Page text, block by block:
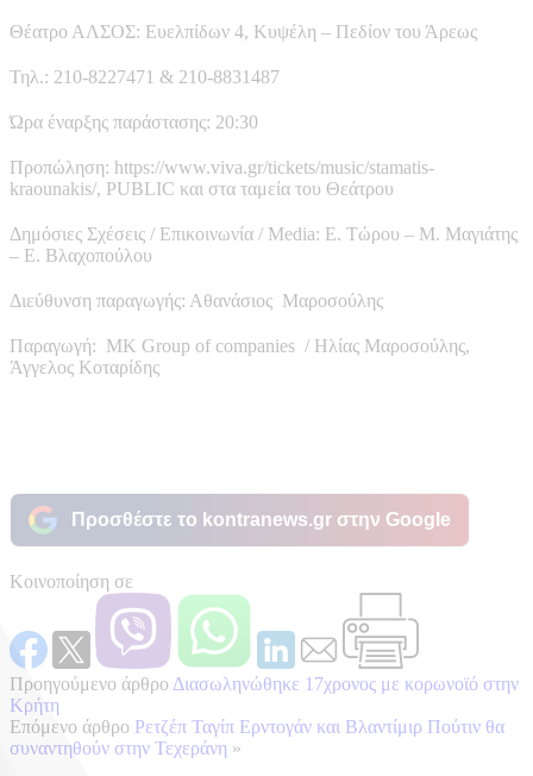
Θέατρο ΑΛΣΟΣ: Ευελπίδων 4, Κυψέλη – Πεδίον του Άρεως
Τηλ.: 210-8227471 & 210-8831487
Ώρα έναρξης παράστασης: 20:30
Προπώληση: https://www.viva.gr/tickets/music/stamatis-
kraounakis/, PUBLIC και στα ταμεία του Θεάτρου
Δημόσιες Σχέσεις / Επικοινωνία / Media: Ε. Τώρου – Μ. Μαγιάτης
– Ε. Βλαχοπούλου
Διεύθυνση παραγωγής: Αθανάσιος Μαροσούλης
Παραγωγή: MK Group of companies / Ηλίας Μαροσούλης,
Άγγελος Κοταρίδης
Προσθέστε το kontranews.gr στην Google
Κοινοποίηση σε
Προηγούμενο άρθρο Διασωληνώθηκε 17χρονος με κορωνοϊό στην
Κρήτη
Επόμενο άρθρο Ρετζέπ Ταγίπ Ερντογάν και Βλαντίμιρ Πούτιν θα
συναντηθούν στην Τεχεράνη »